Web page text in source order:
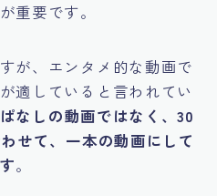
重要です。
が、エンタメ的な動画で
適していると言われてい
なしの動画ではなく、30
せて、一本の動画にして
。